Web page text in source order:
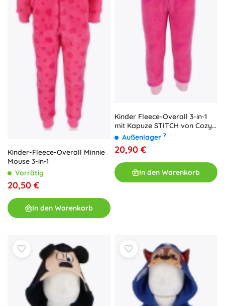
Baumwollmodellen bis hin zu
und
robusten
Winter-Overalls; beliebt ist auch der flauschige Overall für
extraWeichheit.
Kinder-Fleece-Overall Minnie
Mouse 3-in-1
Vorrätig
20,50 €
In den Warenkorb
Kinder Fleece-Overall 3-in-1
mit Kapuze STITCH von Cozy
Noxxiez (Größe 98/104)
Außenlager ?
20,90 €
In den Warenkorb